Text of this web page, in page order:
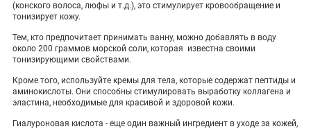
(конского волоса, люфы и т.д.), это стимулирует кровообращение и
тонизирует кожу.
Тем, кто предпочитает принимать ванну, можно добавлять в воду
около 200 граммов морской соли, которая известна своими
тонизирующими свойствами.
Кроме того, используйте кремы для тела, которые содержат пептиды и
аминокислоты. Они способны стимулировать выработку коллагена и
эластина, необходимые для красивой и здоровой кожи.
Гиалуроновая кислота - еще один важный ингредиент в уходе за кожей,